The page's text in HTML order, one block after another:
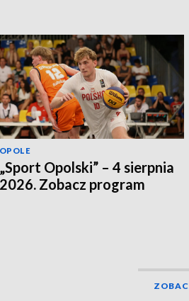
OPOLE
„Sport Opolski” – 4 sierpnia
2026. Zobacz program